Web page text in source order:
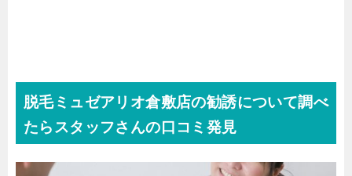
脱毛ミュゼアリオ倉敷店の勧誘について調べ
たらスタッフさんの口コミ発見